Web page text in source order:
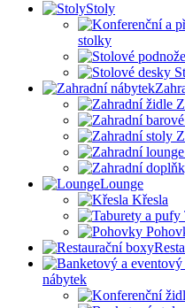
Stoly
stolky
Lounge
Křesla
nábytek